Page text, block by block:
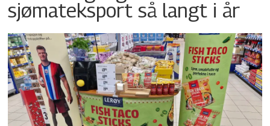
sjømateksport så langt i år